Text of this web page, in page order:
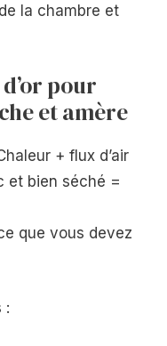
la chambre et
pour
et amère
+ flux d’air
et bien séché =
que vous devez
: